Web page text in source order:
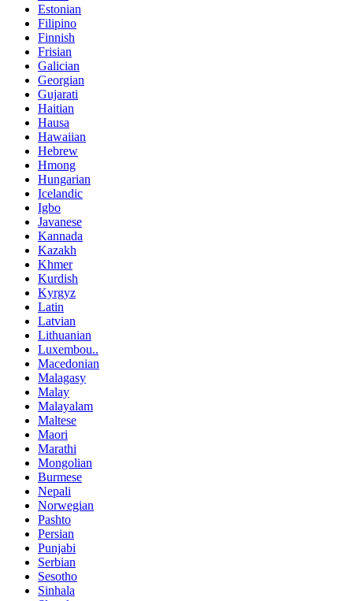
Estonian
Filipino
Finnish
Frisian
Galician
Georgian
Gujarati
Haitian
Hausa
Hawaiian
Hebrew
Hmong
Hungarian
Icelandic
Igbo
Javanese
Kannada
Kazakh
Khmer
Kurdish
Kyrgyz
Latin
Latvian
Lithuanian
Luxembou..
Macedonian
Malagasy
Malay
Malayalam
Maltese
Maori
Marathi
Mongolian
Burmese
Nepali
Norwegian
Pashto
Persian
Punjabi
Serbian
Sesotho
Sinhala